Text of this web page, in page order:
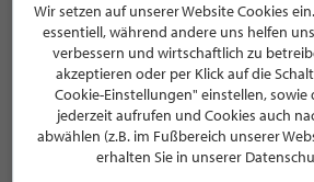
HOTEL
Ameron Hotel
Bonn
Wir setzen auf unserer Website Cookies
essentiell, während andere uns helfen
verbessern und wirtschaftlich zu
akzeptieren oder per Klick auf die
Cookie-Einstellungen" einstellen, sowie
jederzeit aufrufen und Cookies auch
abwählen (z.B. im Fußbereich unserer
erhalten Sie in unserer